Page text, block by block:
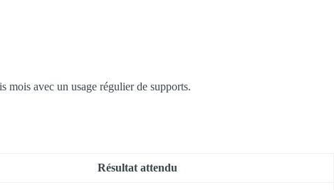
mois avec un usage régulier de supports.
Résultat attendu